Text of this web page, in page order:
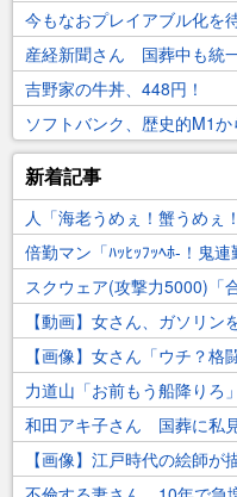
吉野家の牛丼、448円！
ソフトバンク、歴史的M1か
新着記事
【画像】江戸時代の絵師